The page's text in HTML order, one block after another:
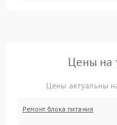
Цены на
Цены актуальны
Ремонт блока питания